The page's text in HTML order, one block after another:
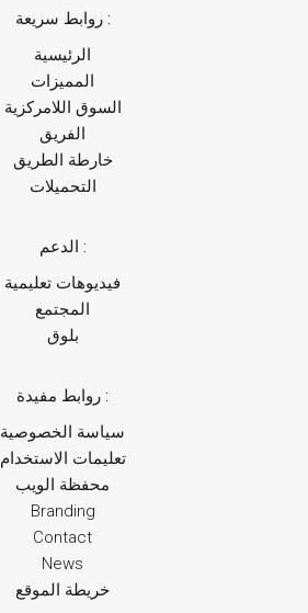
روابط سريعة :
الرئيسية
المميزات
السوق اللامركزية
الفريق
خارطة الطريق
التحميلات
الدعم :
فيديوهات تعليمية
المجتمع
بلوق
روابط مفيدة :
سياسة الخصوصية
تعليمات الاستخدام
محفظة الويب
Branding
Contact
News
خريطة الموقع